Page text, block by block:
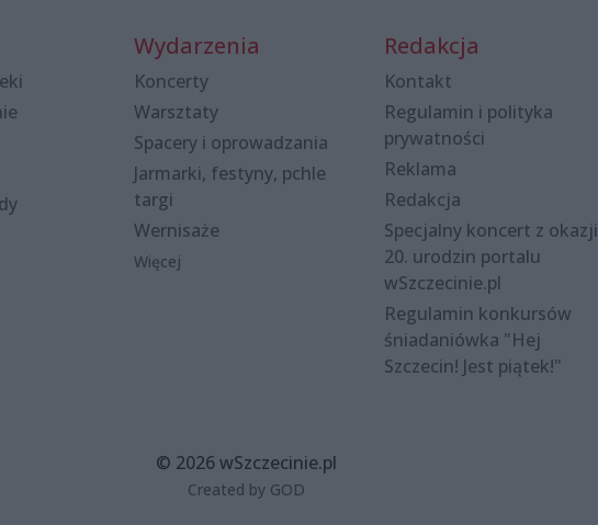
Wydarzenia
Koncerty
Warsztaty
Spacery i oprowadzania
Jarmarki, festyny, pchle
targi
Wernisaże
Więcej
Redakcja
Kontakt
Regulamin i polityka
prywatności
Reklama
Redakcja
Specjalny koncert z okazji
20. urodzin portalu
wSzczecinie.pl
Regulamin konkursów
śniadaniówka "Hej
Szczecin! Jest piątek!"
© 2026 wSzczecinie.pl
Created by GOD